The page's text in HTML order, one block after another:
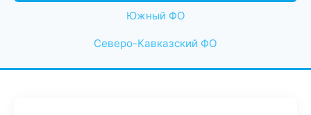
Южный ФО
Северо-Кавказский ФО